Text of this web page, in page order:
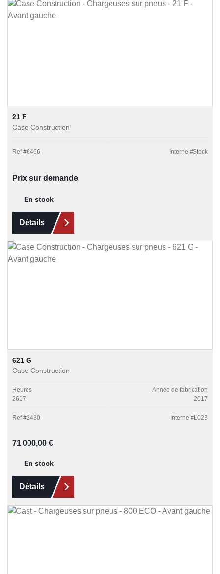
21 F
Case Construction
Ref #6466 Interne #Stock
Prix sur demande
En stock
Détails
621 G
Case Construction
Heures
2617
Année de fabrication
2017
Ref #2430 Interne #L023
Prix régulier :
71 000,00 €
En stock
Détails